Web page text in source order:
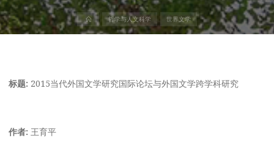
首
页
哲学与人文科学 世界文学
标题: 2015当代外国文学研究国际论坛与外国文学跨学科研究
作者: 王育平